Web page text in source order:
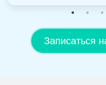
Записаться